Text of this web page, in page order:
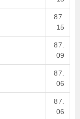
87.
15
87.
09
87.
06
87.
06